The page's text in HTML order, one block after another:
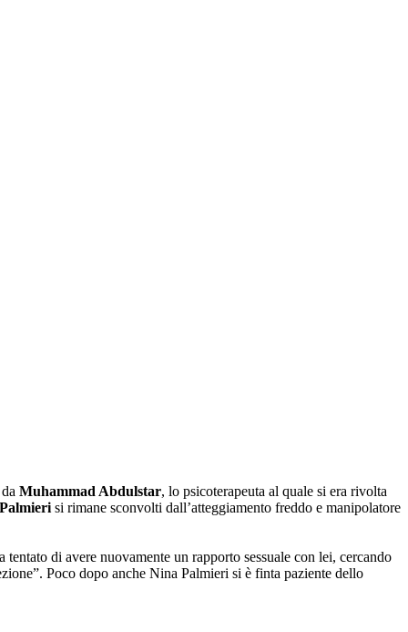
Muhammad Abdulstar, lo psicoterapeuta al quale si era rivolta
si rimane sconvolti dall’atteggiamento freddo e manipolatore
di avere nuovamente un rapporto sessuale con lei, cercando
Poco dopo anche Nina Palmieri si è finta paziente dello